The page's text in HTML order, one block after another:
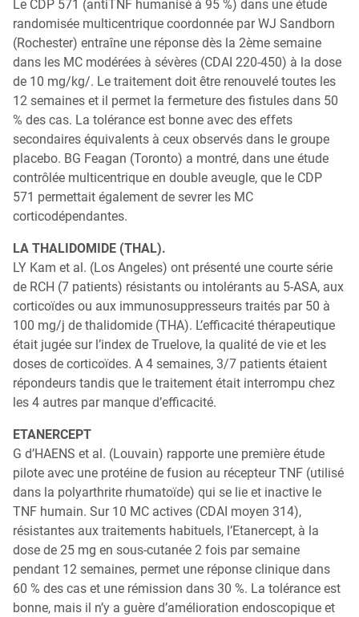
Le CDP 571 (antiTNF humanisé à 95 %) dans une étude
randomisée multicentrique coordonnée par WJ Sandborn
(Rochester) entraîne une réponse dès la 2ème semaine
dans les MC modérées à sévères (CDAI 220-450) à la dose
de 10 mg/kg/. Le traitement doit être renouvelé toutes les
12 semaines et il permet la fermeture des fistules dans 50
% des cas. La tolérance est bonne avec des effets
secondaires équivalents à ceux observés dans le groupe
placebo. BG Feagan (Toronto) a montré, dans une étude
contrôlée multicentrique en double aveugle, que le CDP
571 permettait également de sevrer les MC
corticodépendantes.
LA THALIDOMIDE (THAL).
LY Kam et al. (Los Angeles) ont présenté une courte série
de RCH (7 patients) résistants ou intolérants au 5-ASA, aux
corticoïdes ou aux immunosuppresseurs traités par 50 à
100 mg/j de thalidomide (THA). L’efficacité thérapeutique
était jugée sur l’index de Truelove, la qualité de vie et les
doses de corticoïdes. A 4 semaines, 3/7 patients étaient
répondeurs tandis que le traitement était interrompu chez
les 4 autres par manque d’efficacité.
ETANERCEPT
G d’HAENS et al. (Louvain) rapporte une première étude
pilote avec une protéine de fusion au récepteur TNF (utilisé
dans la polyarthrite rhumatoïde) qui se lie et inactive le
TNF humain. Sur 10 MC actives (CDAI moyen 314),
résistantes aux traitements habituels, l’Etanercept, à la
dose de 25 mg en sous-cutanée 2 fois par semaine
pendant 12 semaines, permet une réponse clinique dans
60 % des cas et une rémission dans 30 %. La tolérance est
bonne, mais il n’y a guère d’amélioration endoscopique et